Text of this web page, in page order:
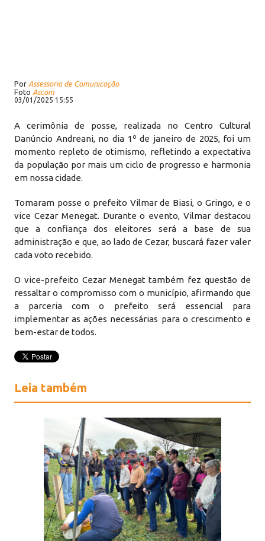
Por Assessoria de Comunicação
Foto Ascom
03/01/2025 15:55
A cerimônia de posse, realizada no Centro Cultural
Danúncio Andreani, no dia 1º de janeiro de 2025, foi um
momento repleto de otimismo, refletindo a expectativa
da população por mais um ciclo de progresso e harmonia
em nossa cidade.
Tomaram posse o prefeito Vilmar de Biasi, o Gringo, e o
vice Cezar Menegat. Durante o evento, Vilmar destacou
que a confiança dos eleitores será a base de sua
administração e que, ao lado de Cezar, buscará fazer valer
cada voto recebido.
O vice-prefeito Cezar Menegat também fez questão de
ressaltar o compromisso com o município, afirmando que
a parceria com o prefeito será essencial para
implementar as ações necessárias para o crescimento e
bem-estar de todos.
Leia também